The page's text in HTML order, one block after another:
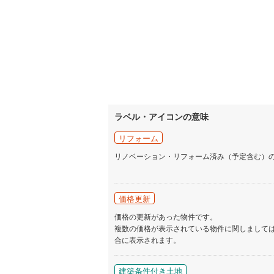
ラベル・アイコンの意味
リフォーム
リノベーション・リフォーム済み（予定含む）
価格更新
価格の更新があった物件です。
複数の価格が表示されている物件に関しまして
合に表示されます。
建築条件付き土地